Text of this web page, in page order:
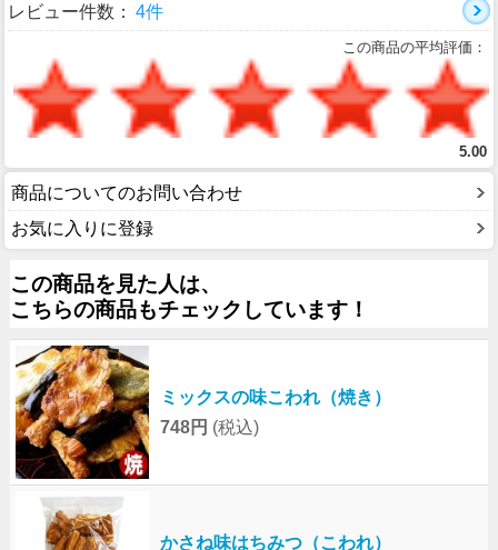
レビュー件数： 4件
この商品の平均評価：
5.00
商品についてのお問い合わせ
お気に入りに登録
この商品を見た人は、
こちらの商品もチェックしています！
ミックスの味こわれ（焼き）
748円 (税込)
かさね味はちみつ（こわれ）